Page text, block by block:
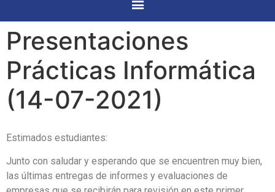
Presentaciones
Prácticas Informática
(14-07-2021)
Estimados estudiantes:
Junto con saludar y esperando que se encuentren muy bien,
las últimas entregas de informes y evaluaciones de